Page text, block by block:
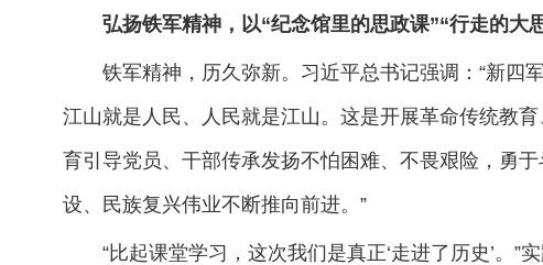
弘扬铁军精神，以“纪念馆里的思政课”“行走的大
铁军精神，历久弥新。习近平总书记强调：“新四
江山就是人民、人民就是江山。这是开展革命传统教
育引导党员、干部传承发扬不怕困难、不畏艰险，勇
设、民族复兴伟业不断推向前进。”
“比起课堂学习，这次我们是真正‘走进了历史’。